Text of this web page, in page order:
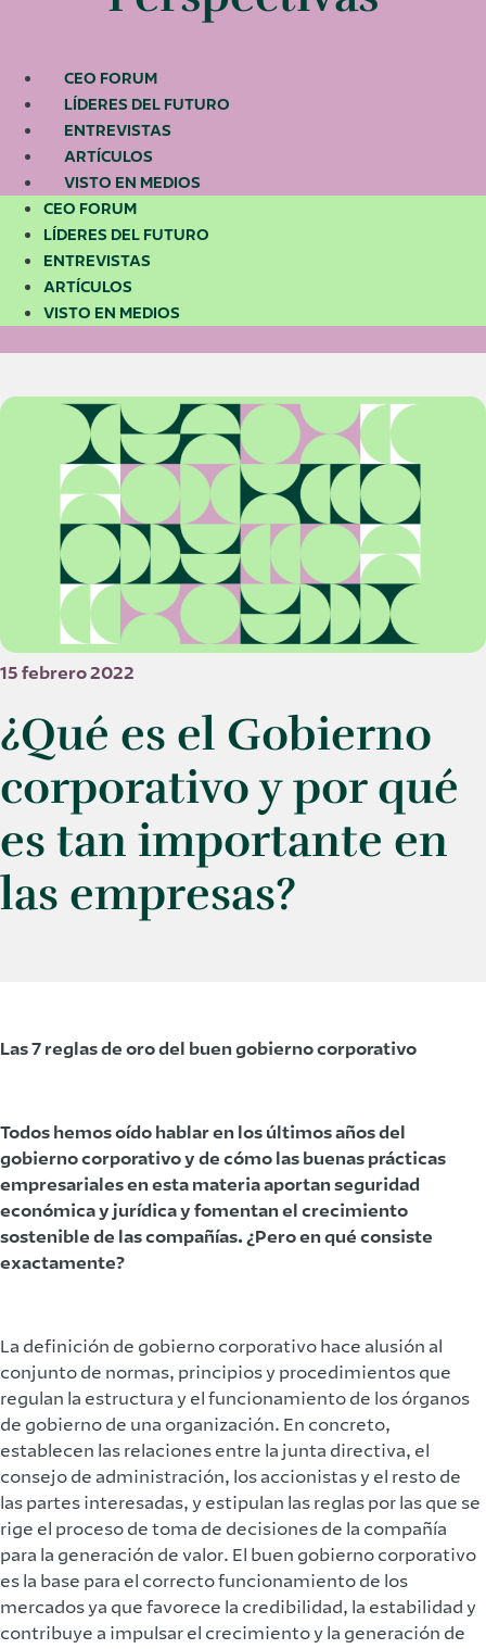
CEO FORUM
LÍDERES DEL FUTURO
ENTREVISTAS
ARTÍCULOS
VISTO EN MEDIOS
CEO FORUM
LÍDERES DEL FUTURO
ENTREVISTAS
ARTÍCULOS
VISTO EN MEDIOS
15 febrero 2022
¿Qué es el Gobierno
corporativo y por qué
es tan importante en
las empresas?
Las 7 reglas de oro del buen gobierno corporativo
Todos hemos oído hablar en los últimos años del
gobierno corporativo y de cómo las buenas prácticas
empresariales en esta materia aportan seguridad
económica y jurídica y fomentan el crecimiento
sostenible de las compañías. ¿Pero en qué consiste
exactamente?
La definición de gobierno corporativo hace alusión al
conjunto de normas, principios y procedimientos que
regulan la estructura y el funcionamiento de los órganos
de gobierno de una organización. En concreto,
establecen las relaciones entre la junta directiva, el
consejo de administración, los accionistas y el resto de
las partes interesadas, y estipulan las reglas por las que se
rige el proceso de toma de decisiones de la compañía
para la generación de valor. El buen gobierno corporativo
es la base para el correcto funcionamiento de los
mercados ya que favorece la credibilidad, la estabilidad y
contribuye a impulsar el crecimiento y la generación de